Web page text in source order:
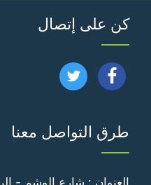
كن على إتصال
تابعنا
فيسبوك
تابعنا
طرق التواصل معنا